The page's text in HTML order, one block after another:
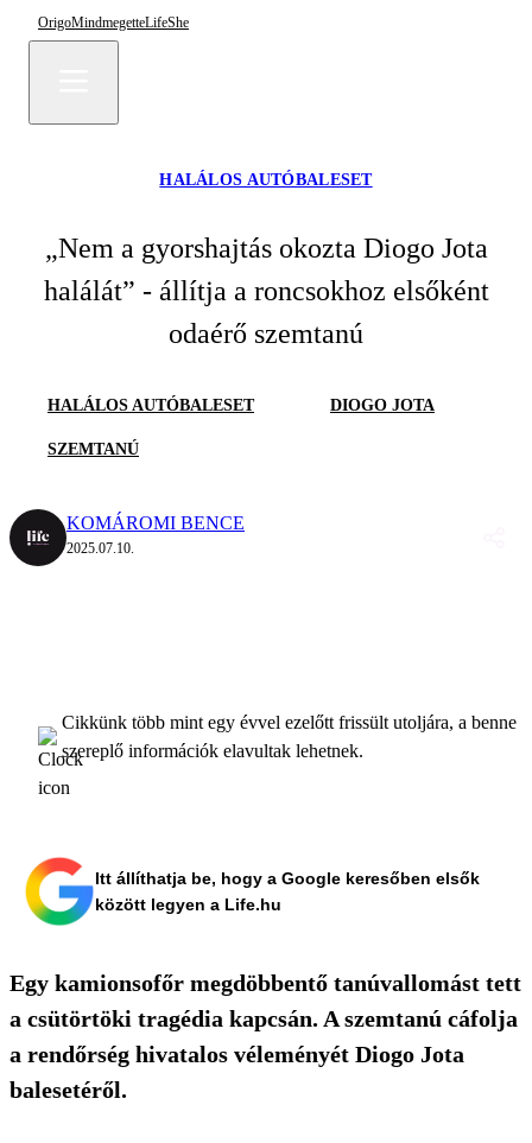
OrigoMindmegetteLifeShe
HALÁLOS AUTÓBALESET
„Nem a gyorshajtás okozta Diogo Jota
halálát” - állítja a roncsokhoz elsőként
odaérő szemtanú
HALÁLOS AUTÓBALESET DIOGO JOTA
SZEMTANÚ
KOMÁROMI BENCE
2025.07.10.
Cikkünk több mint egy évvel ezelőtt frissült utoljára, a benne
szereplő információk elavultak lehetnek.
Itt állíthatja be, hogy a Google keresőben elsők
között legyen a Life.hu
Egy kamionsofőr megdöbbentő tanúvallomást tett
a csütörtöki tragédia kapcsán. A szemtanú cáfolja
a rendőrség hivatalos véleményét Diogo Jota
balesetéről.